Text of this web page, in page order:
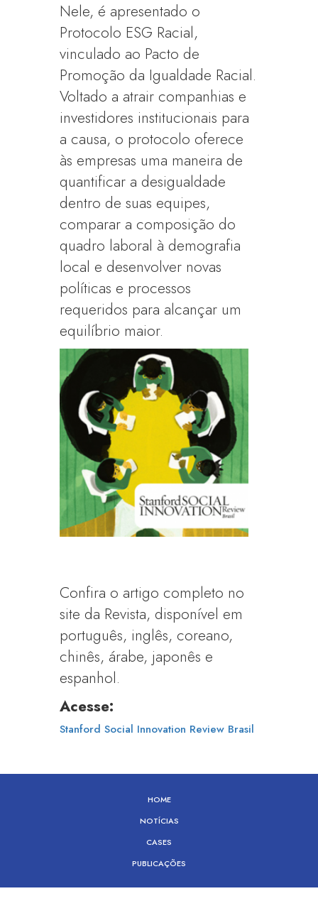
Nele, é apresentado o
Protocolo ESG Racial,
vinculado ao Pacto de
Promoção da Igualdade Racial.
Voltado a atrair companhias e
investidores institucionais para
a causa, o protocolo oferece
às empresas uma maneira de
quantificar a desigualdade
dentro de suas equipes,
comparar a composição do
quadro laboral à demografia
local e desenvolver novas
políticas e processos
requeridos para alcançar um
equilíbrio maior.
Confira o artigo completo no
site da Revista, disponível em
português, inglês, coreano,
chinês, árabe, japonês e
espanhol.
Acesse:
Stanford Social Innovation Review Brasil
HOME
NOTÍCIAS
CASES
PUBLICAÇÕES